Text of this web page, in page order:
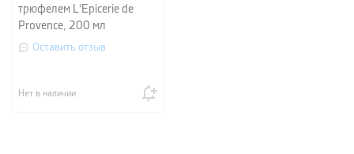
трюфелем L'Epicerie de
Provence, 200 мл
Оставить отзыв
Нет в наличии